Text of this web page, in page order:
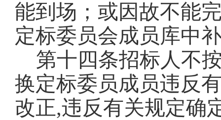
能到场 ； 或因故不能
定标委员会成员库中
第十四条招标人不
换定标委员成员违反
改正,违反有关规定确